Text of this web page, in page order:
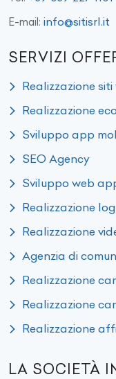
E-mail: info@sitisrl.it
SERVIZI
Realizzazione siti
Realizzazione
Sviluppo app
SEO Agency
Sviluppo web
Realizzazione
Realizzazione
Agenzia di
Realizzazione
Realizzazione
Realizzazione
LA SOCIETÀ